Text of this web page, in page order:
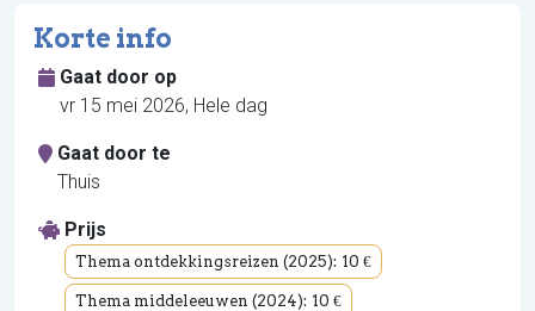
Korte info
Gaat door op
vr 15 mei 2026, Hele dag
Gaat door te
Thuis
Prijs
Thema ontdekkingsreizen (2025): 10 €
Thema middeleeuwen (2024): 10 €